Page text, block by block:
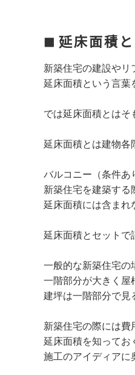
延床面積
新築住宅の建設やリ
延床面積という言葉
では延床面積とはそ
延床面積とは建物各
バルコニー（条件あ
新築住宅を建築する
延床面積には含まれ
延床面積とセットで
一般的な新築住宅の
一階部分が大きく屋
建坪は一階部分で見
新築住宅の際には費
延床面積を知ってお
施工のアイディアに